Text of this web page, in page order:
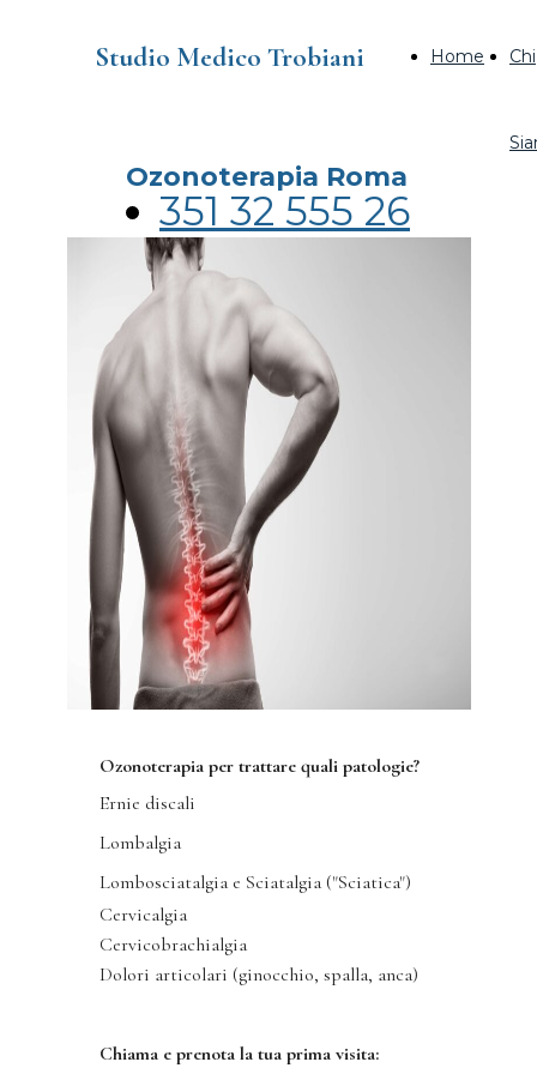
Home Chi
Studio Medico Trobiani
Ozonoterapia Roma
351 32 555 26
Ozonoterapia per trattare quali patologie?
Ernie discali
Lombalgia
Lombosciatalgia e Sciatalgia ("Sciatica")
Cervicalgia
Cervicobrachialgia
Dolori articolari (ginocchio, spalla, anca)
Chiama e prenota la tua prima visita: